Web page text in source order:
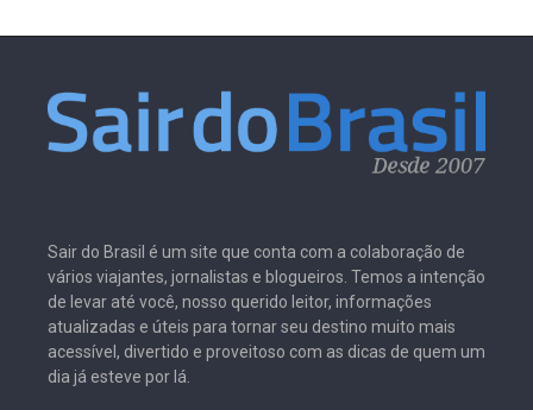
Sair do Brasil é um site que conta com a colaboração de
vários viajantes, jornalistas e blogueiros. Temos a intenção
de levar até você, nosso querido leitor, informações
atualizadas e úteis para tornar seu destino muito mais
acessível, divertido e proveitoso com as dicas de quem um
dia já esteve por lá.